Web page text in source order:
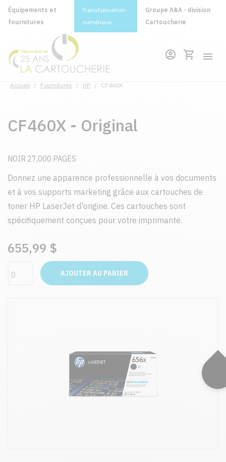
Équipements et
fournitures
Transformation
numérique
Groupe A&A - division
Cartoucherie
Accueil / Fournitures / HP / CF460X
CF460X - Original
NOIR 27,000 PAGES
Donnez une apparence professionnelle à vos documents
et à vos supports marketing grâce aux cartouches de
toner HP LaserJet d'origine. Ces cartouches sont
spécifiquement conçues pour votre imprimante.
655,99 $
AJOUTER AU PANIER